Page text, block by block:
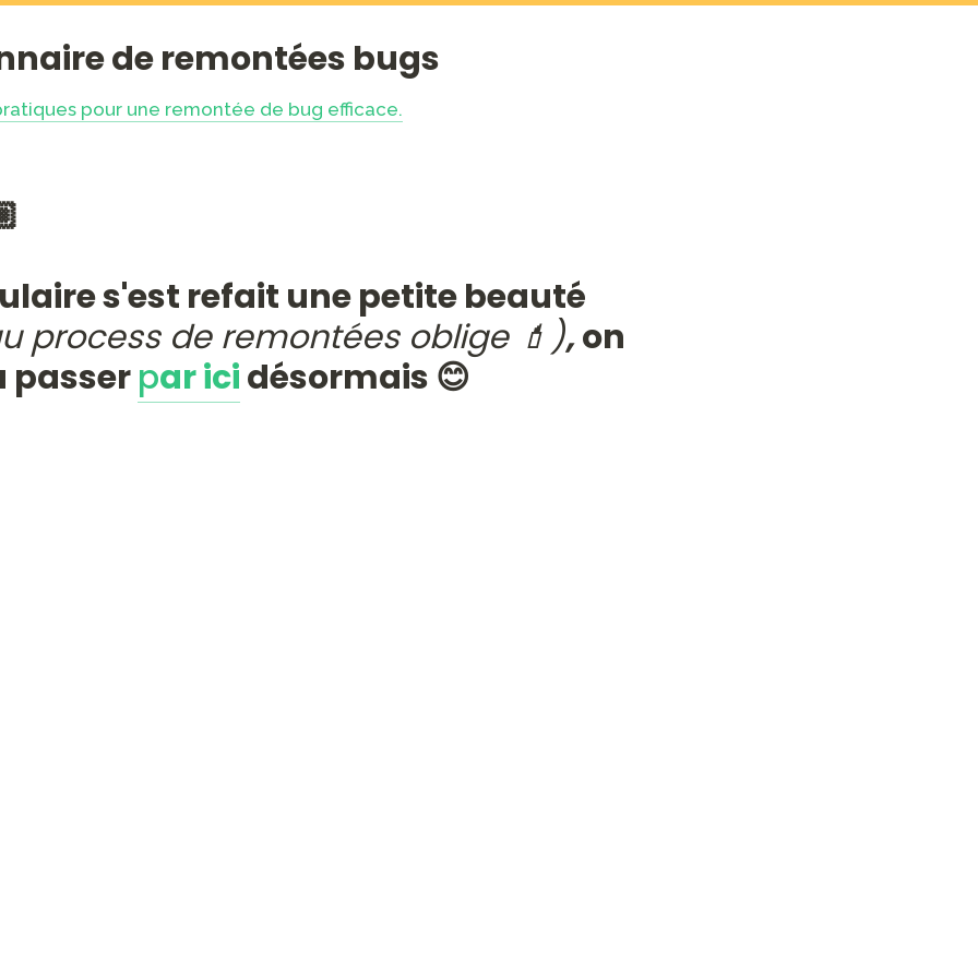
de remontées bugs
pour une remontée de bug efficace.
process de remontées oblige 💄), on
passer par ici désormais 😊